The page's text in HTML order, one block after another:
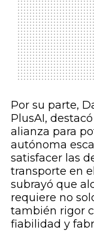
Por su parte,
PlusAI,
alianza para
autónoma
satisfacer las
transporte en
subrayó que
requiere no
también rigor
fiabilidad y